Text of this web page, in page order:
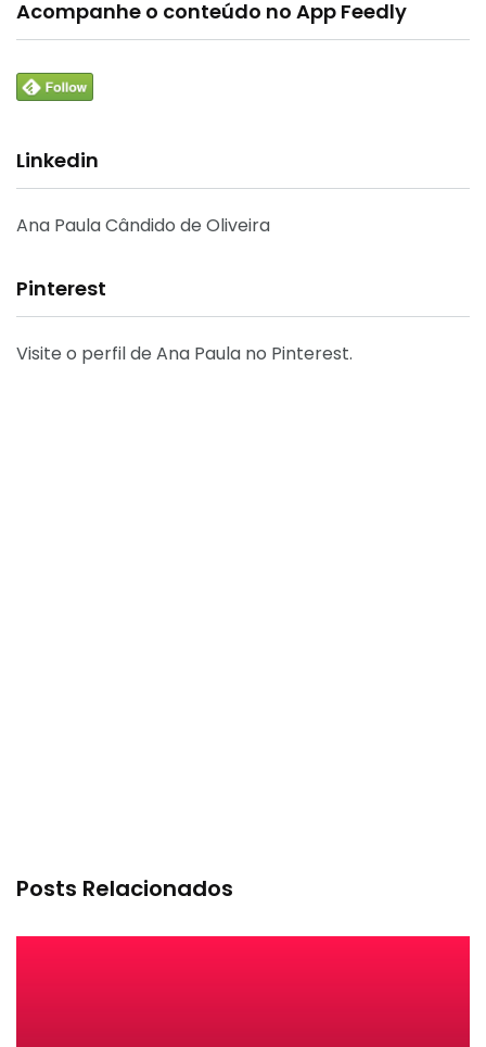
Acompanhe o conteúdo no App Feedly
Linkedin
Ana Paula Cândido de Oliveira
Pinterest
Visite o perfil de Ana Paula no Pinterest.
Posts Relacionados